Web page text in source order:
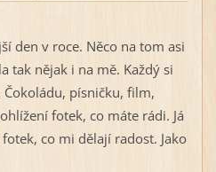
den v roce. Něco na tom asi
tak nějak i na mě. Každý si
písničku, film,
fotek, co máte rádi. Já
co mi dělají radost. Jako